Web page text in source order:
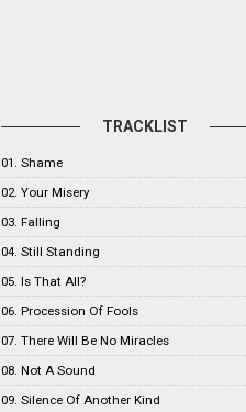
TRACKLIST
01. Shame
02. Your Misery
03. Falling
04. Still Standing
05. Is That All?
06. Procession Of Fools
07. There Will Be No Miracles
08. Not A Sound
09. Silence Of Another Kind